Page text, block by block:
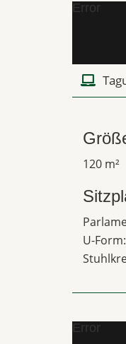
Error
120 m²
U-
Error